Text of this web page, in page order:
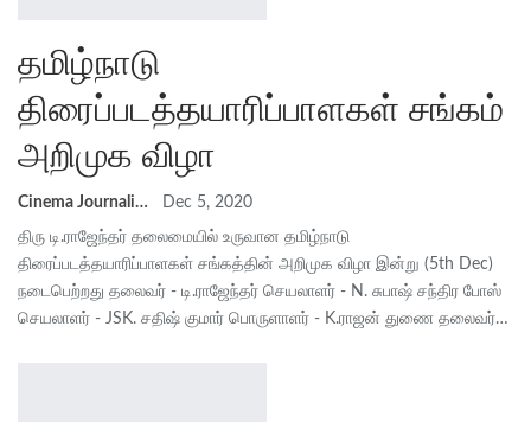
தமிழ்நாடு
திரைப்படத்தயாரிப்பாளகள் சங்கம்
அறிமுக விழா
Cinema Journalist Union Dec 5, 2020
திரு டி.ராஜேந்தர் தலைமையில் உருவான தமிழ்நாடு
திரைப்படத்தயாரிப்பாளகள் சங்கத்தின் அறிமுக விழா இன்று (5th Dec)
நடைபெற்றது தலைவர் - டி.ராஜேந்தர் செயலாளர் - N. சுபாஷ் சந்திர போஸ்
செயலாளர் - JSK. சதிஷ் குமார் பொருளாளர் - K.ராஜன் துணை தலைவர்…